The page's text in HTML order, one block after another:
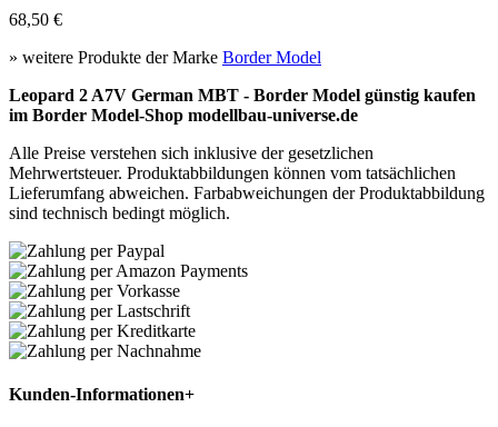
68,50 €
» weitere Produkte der Marke Border Model
Leopard 2 A7V German MBT - Border Model günstig kaufen
im Border Model-Shop modellbau-universe.de
Alle Preise verstehen sich inklusive der gesetzlichen
Mehrwertsteuer. Produktabbildungen können vom tatsächlichen
Lieferumfang abweichen. Farbabweichungen der Produktabbildung
sind technisch bedingt möglich.
Kunden-Informationen+